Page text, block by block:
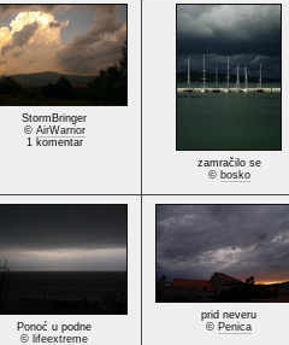
StormBringer
© AirWarrior
1 komentar
zamračilo se
© bosko
Ponoć u podne
© lifeextreme
prid neveru
© Penica